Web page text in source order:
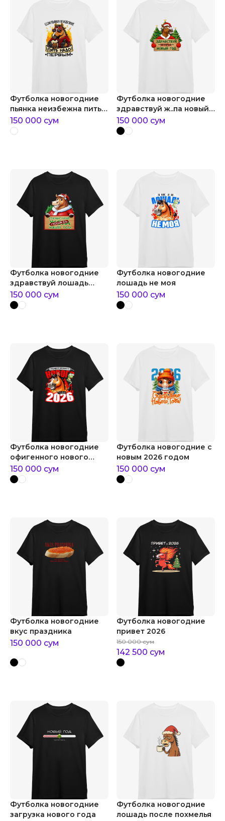
Футболка новогодние
пьянка неизбежна пить
надо первым
150 000 сум
Футболка новогодние
здравствуй ж..па новый
год
150 000 сум
Футболка новогодние
здравствуй лошадь
новый год
150 000 сум
Футболка новогодние
лошадь не моя
150 000 сум
Футболка новогодние
офигенного нового
года
150 000 сум
Футболка новогодние с
новым 2026 годом
150 000 сум
Футболка новогодние
вкус праздника
150 000 сум
Футболка новогодние
привет 2026
150 000 сум
142 500 сум
Футболка новогодние
загрузка нового года
Футболка новогодние
лошадь после похмелья